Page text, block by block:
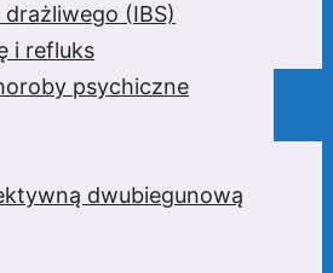
drażliwego (IBS)
i refluks
psychiczne
dwubiegunową